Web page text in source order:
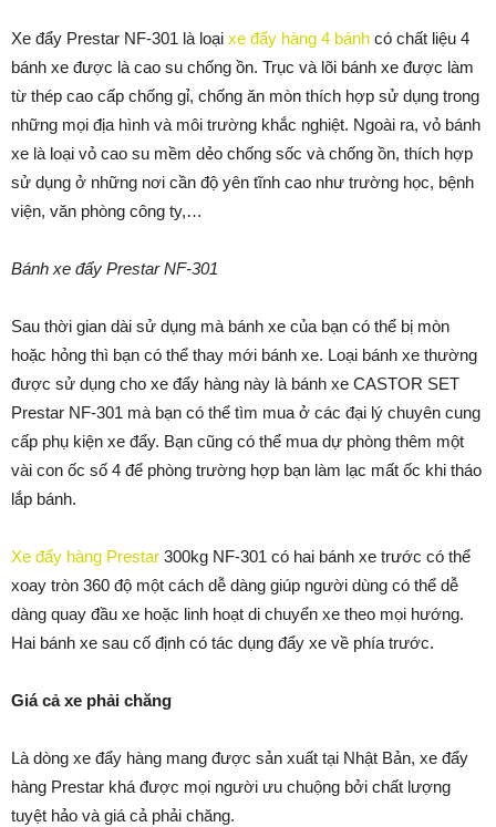
Xe đẩy Prestar NF-301 là loại xe đẩy hàng 4 bánh có chất liệu 4
bánh xe được là cao su chống ồn. Trục và lõi bánh xe được làm
từ thép cao cấp chống gỉ, chống ăn mòn thích hợp sử dụng trong
những mọi địa hình và môi trường khắc nghiệt. Ngoài ra, vỏ bánh
xe là loại vỏ cao su mềm dẻo chống sốc và chống ồn, thích hợp
sử dụng ở những nơi cần độ yên tĩnh cao như trường học, bệnh
viện, văn phòng công ty,…
Bánh xe đẩy Prestar NF-301
Sau thời gian dài sử dụng mà bánh xe của bạn có thể bị mòn
hoặc hỏng thì bạn có thể thay mới bánh xe. Loại bánh xe thường
được sử dụng cho xe đẩy hàng này là bánh xe CASTOR SET
Prestar NF-301 mà bạn có thể tìm mua ở các đại lý chuyên cung
cấp phụ kiện xe đẩy. Bạn cũng có thể mua dự phòng thêm một
vài con ốc số 4 để phòng trường hợp bạn làm lạc mất ốc khi tháo
lắp bánh.
Xe đẩy hàng Prestar 300kg NF-301 có hai bánh xe trước có thể
xoay tròn 360 độ một cách dễ dàng giúp người dùng có thể dễ
dàng quay đầu xe hoặc linh hoạt di chuyển xe theo mọi hướng.
Hai bánh xe sau cố định có tác dụng đẩy xe về phía trước.
Giá cả xe phải chăng
Là dòng xe đẩy hàng mang được sản xuất tại Nhật Bản, xe đẩy
hàng Prestar khá được mọi người ưu chuộng bởi chất lượng
tuyệt hảo và giá cả phải chăng.